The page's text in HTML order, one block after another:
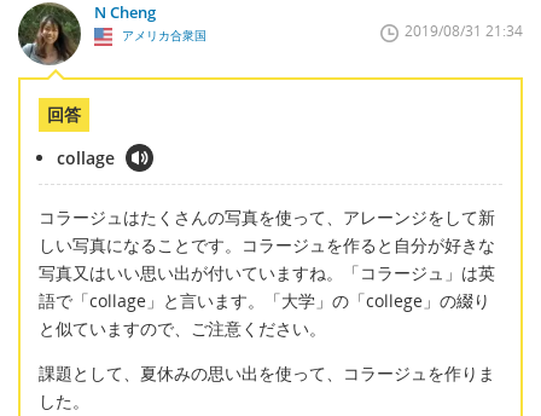
N Cheng
アメリカ合衆国 2019/08/31 21:34
回答
collage
コラージュはたくさんの写真を使って、アレーンジをして新
しい写真になることです。コラージュを作ると自分が好きな
写真又はいい思い出が付いていますね。「コラージュ」は英
語で「collage」と言います。「大学」の「college」の綴り
と似ていますので、ご注意ください。
課題として、夏休みの思い出を使って、コラージュを作りま
した。